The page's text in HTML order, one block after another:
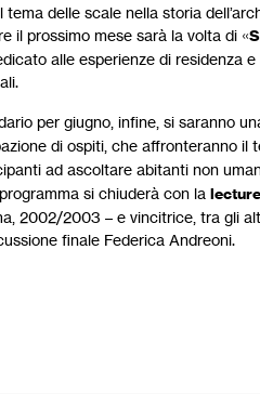
delle scale nella storia
il prossimo mese sarà la volta di «
alle esperienze di residenza
per giugno, infine, si saranno
di ospiti, che affronteranno il
ad ascoltare abitanti non
si chiuderà con la
2002/2003 – e vincitrice, tra gli
finale Federica Andreoni.